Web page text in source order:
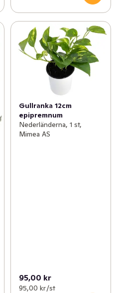
Gullranka 12cm
epipremnum
Nederländerna, 1 st,
Mimea AS
95,00 kr
95,00 kr /st